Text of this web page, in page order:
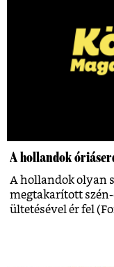
A hollandok
A hollandok olyan
megtakarított
ültetésével ér fel